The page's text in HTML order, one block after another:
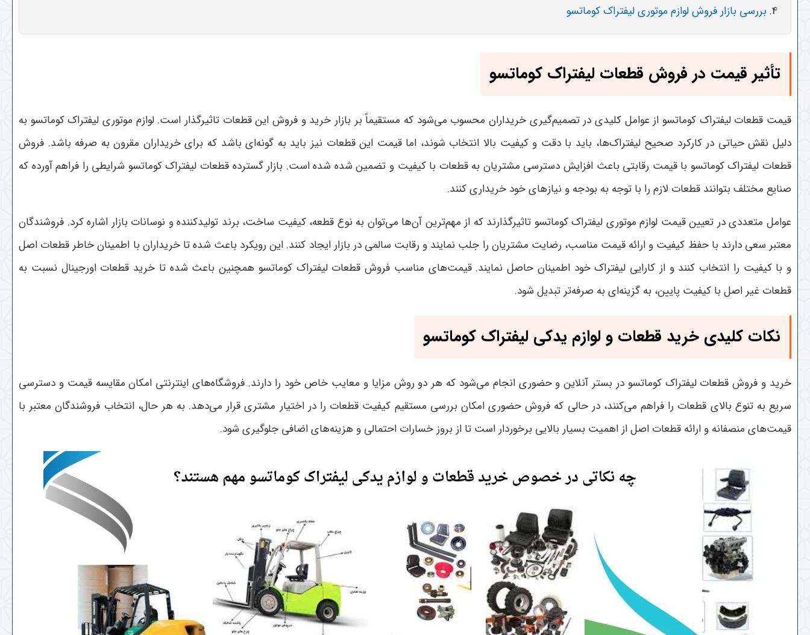
بررسی بازار فروش لوازم موتوری لیفتراک کوماتسو
تأثیر قیمت در فروش قطعات لیفتراک کوماتسو
قیمت قطعات لیفتراک کوماتسو از عوامل کلیدی در تصمیم‌گیری خریداران محسوب می‌شود که مستقیماً بر بازار خرید و فروش این قطعات تاثیرگذار است. لوازم موتوری لیفتراک کوماتسو به
دلیل نقش حیاتی در کارکرد صحیح لیفتراک‌ها، باید با دقت و کیفیت بالا انتخاب شوند، اما قیمت این قطعات نیز باید به گونه‌ای باشد که برای خریداران مقرون به صرفه باشد. فروش
قطعات لیفتراک کوماتسو با قیمت رقابتی باعث افزایش دسترسی مشتریان به قطعات با کیفیت و تضمین شده شده است. بازار گسترده قطعات لیفتراک کوماتسو شرایطی را فراهم آورده که
صنایع مختلف بتوانند قطعات لازم را با توجه به بودجه و نیازهای خود خریداری کنند.
عوامل متعددی در تعیین قیمت لوازم موتوری لیفتراک کوماتسو تاثیرگذارند که از مهم‌ترین آن‌ها می‌توان به نوع قطعه، کیفیت ساخت، برند تولیدکننده و نوسانات بازار اشاره کرد. فروشندگان
معتبر سعی دارند با حفظ کیفیت و ارائه قیمت مناسب، رضایت مشتریان را جلب نمایند و رقابت سالمی در بازار ایجاد کنند. این رویکرد باعث شده تا خریداران با اطمینان خاطر قطعات اصل
و با کیفیت را انتخاب کنند و از کارایی لیفتراک خود اطمینان حاصل نمایند. قیمت‌های مناسب فروش قطعات لیفتراک کوماتسو همچنین باعث شده تا خرید قطعات اورجینال نسبت به
قطعات غیر اصل با کیفیت پایین، به گزینه‌ای به صرفه‌تر تبدیل شود.
نکات کلیدی خرید قطعات و لوازم یدکی لیفتراک کوماتسو
خرید و فروش قطعات لیفتراک کوماتسو در بستر آنلاین و حضوری انجام می‌شود که هر دو روش مزایا و معایب خاص خود را دارند. فروشگاه‌های اینترنتی امکان مقایسه قیمت و دسترسی
سریع به تنوع بالای قطعات را فراهم می‌کنند، در حالی که فروش حضوری امکان بررسی مستقیم کیفیت قطعات را در اختیار مشتری قرار می‌دهد. به هر حال، انتخاب فروشندگان معتبر با
قیمت‌های منصفانه و ارائه قطعات اصل از اهمیت بسیار بالایی برخوردار است تا از بروز خسارات احتمالی و هزینه‌های اضافی جلوگیری شود.